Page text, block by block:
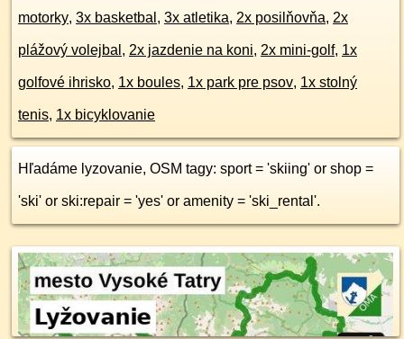
motorky, 3x basketbal , 3x atletika, 2x posilňovňa, 2x
plážový volejbal , 2x jazdenie na koni, 2x mini-golf, 1x
golfové ihrisko, 1x boules, 1x park pre psov, 1x stolný
tenis, 1x bicyklovanie
Hľadáme lyzovanie, OSM tagy: sport = 'skiing' or shop =
'ski' or ski:repair = 'yes' or amenity = 'ski_rental'.